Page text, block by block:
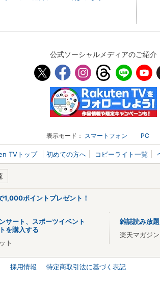
公式ソーシャルメディアのご紹介
表示モード： スマートフォン PC
TVトップ 初めての方へ コピーライト一覧
1,000ポイントプレゼント！
サート、スポーツイベント
を購入する
ト
雑誌読み放
楽天マガジン
採用情報
特定商取引法に基づく表記